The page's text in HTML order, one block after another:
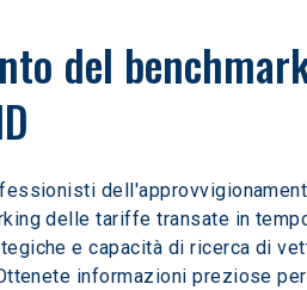
del
delle tariffe transate in
e capacità di ricerca di
informazioni preziose per